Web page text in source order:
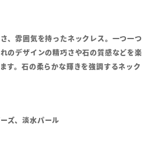
、雰囲気を持ったネックレス。一つ一つ
のデザインの精巧さや石の質感などを楽
す。石の柔らかな輝きを強調するネック
ズ、淡水パール